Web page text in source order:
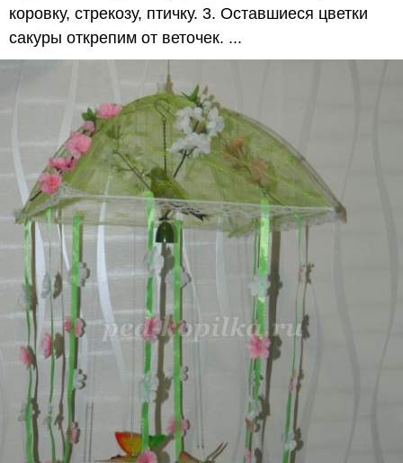
коровку, стрекозу, птичку. 3. Оставшиеся цветки
сакуры открепим от веточек. ...